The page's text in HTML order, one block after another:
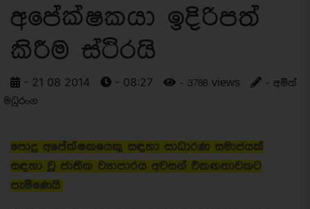
අපේක්ෂකයා ඉදිරිපත්
කිරීම ස්ථිරයි
- 21 08 2014 - 08:27 - 3788 views
- අම්ත්
මධුරංග
පොදු අපේක්ෂකයෙකු සඳහා සාධාරණ සමාජයක්
සඳහා වූ ජාතික ව්‍යාපාරය අවසන් එකඟතාවකට
පැමිණෙයි